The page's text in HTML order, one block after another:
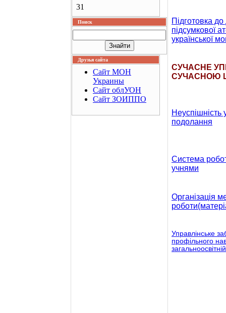
31
Поиск
Друзья сайта
Сайт МОН
Украины
Сайт облУОН
Сайт ЗОИППО
Підготовка
підсумкової
української
СУЧАСНЕ
СУЧАСНОЮ
Неуспішність
подолання
Система
учнями
Організація
Управлінське
профільного